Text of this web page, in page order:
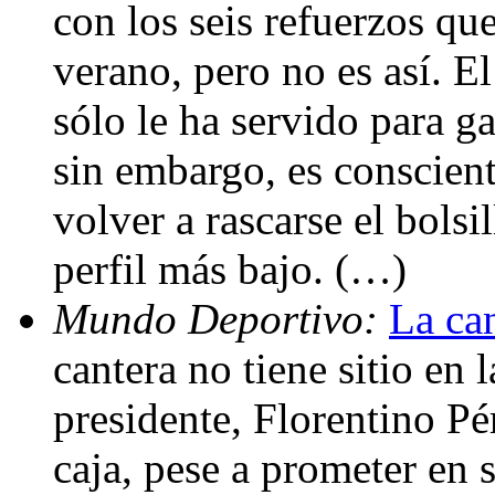
con los seis refuerzos
verano, pero no es así.
sólo le ha servido para
sin embargo, es
volver a rascarse el
perfil más bajo. (…)
Mundo Deportivo: La
cantera no tiene sitio en
presidente, Florentino
caja, pese a prometer en